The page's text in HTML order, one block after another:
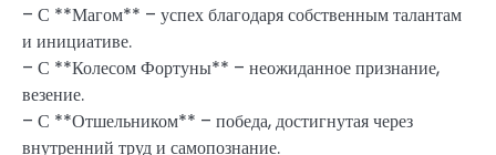
– С **Магом** – успех благодаря собственным талантам
и инициативе.
– С **Колесом Фортуны** – неожиданное признание,
везение.
– С **Отшельником** – победа, достигнутая через
внутренний труд и самопознание.